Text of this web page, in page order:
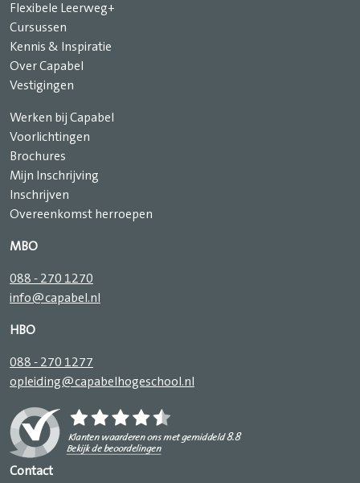
Flexibele Leerweg+
Cursussen
Kennis & Inspiratie
Over Capabel
Vestigingen
Werken bij Capabel
Voorlichtingen
Brochures
Mijn Inschrijving
Inschrijven
Overeenkomst herroepen
MBO
088 - 270 1270
info@capabel.nl
HBO
088 - 270 1277
opleiding@capabelhogeschool.nl
Contact